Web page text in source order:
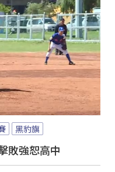
黑豹旗
敗強恕高中